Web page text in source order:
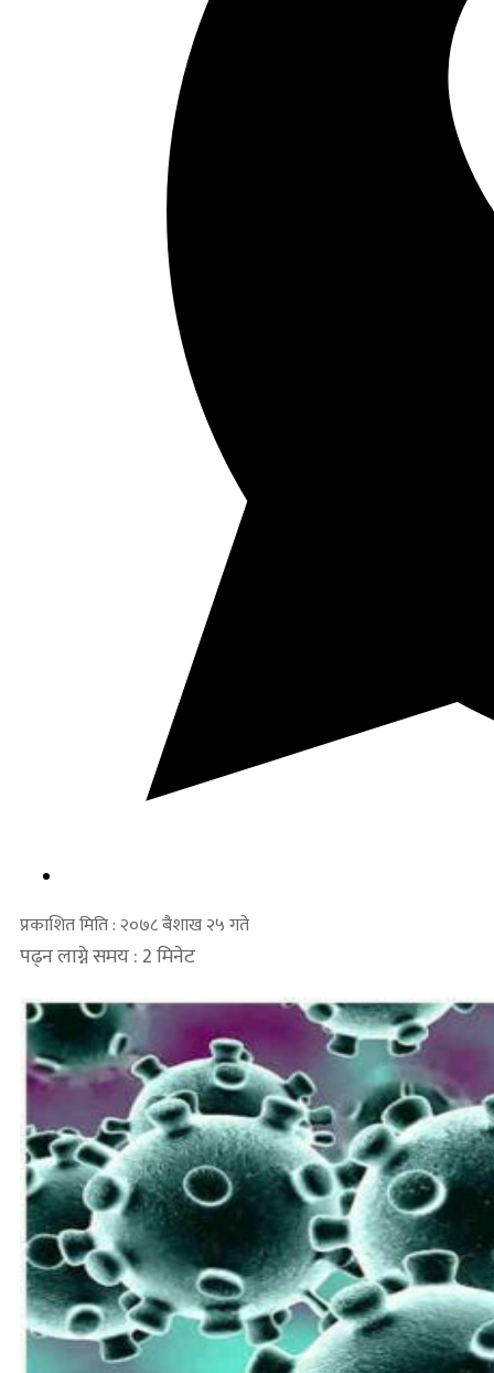
प्रकाशित मिति : २०७८ बैशाख २५ गते
पढ्न लाग्ने समय : 2 मिनेट